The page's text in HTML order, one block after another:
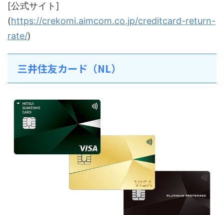
[公式サイト]
(https://crekomi.aimcom.co.jp/creditcard-return-
rate/)
三井住友カード（NL）